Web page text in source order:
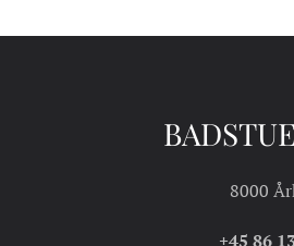
8000
+45 86